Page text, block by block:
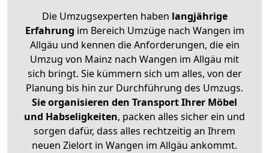
Die Umzugsexperten haben langjährige
Erfahrung im Bereich Umzüge nach Wangen im
Allgäu und kennen die Anforderungen, die ein
Umzug von Mainz nach Wangen im Allgäu mit
sich bringt. Sie kümmern sich um alles, von der
Planung bis hin zur Durchführung des Umzugs.
Sie organisieren den Transport Ihrer Möbel
und Habseligkeiten, packen alles sicher ein und
sorgen dafür, dass alles rechtzeitig an Ihrem
neuen Zielort in Wangen im Allgäu ankommt.